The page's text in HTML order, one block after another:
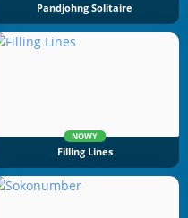
Pandjohng Solitaire
NOWY
Filling Lines